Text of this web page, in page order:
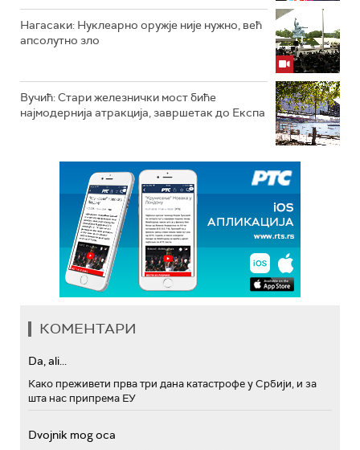
Нагасаки: Нуклеарно оружје није нужно, већ
апсолутно зло
Вучић: Стари железнички мост биће
најмодернија атракција, завршетак до Експа
КОМЕНТАРИ
Da, ali...
Како преживети прва три дана катастрофе у Србији, и за
шта нас припрема ЕУ
Dvojnik mog oca